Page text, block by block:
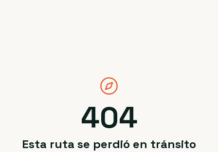
404
Esta ruta se perdió en tránsito